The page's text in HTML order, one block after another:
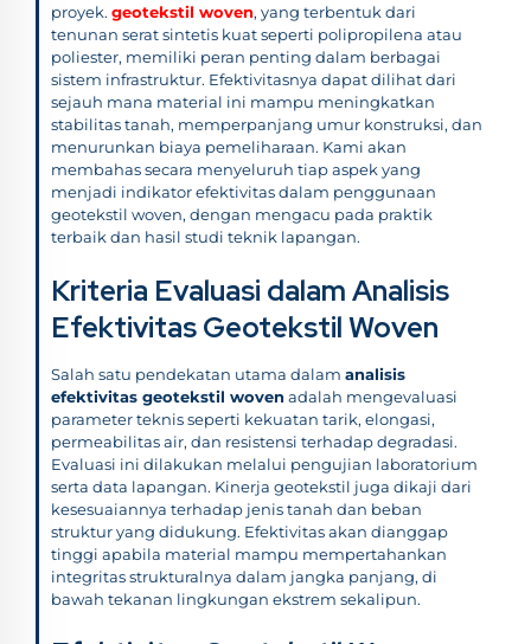
proyek. geotekstil woven, yang terbentuk dari
tenunan serat sintetis kuat seperti polipropilena atau
poliester, memiliki peran penting dalam berbagai
sistem infrastruktur. Efektivitasnya dapat dilihat dari
sejauh mana material ini mampu meningkatkan
stabilitas tanah, memperpanjang umur konstruksi, dan
menurunkan biaya pemeliharaan. Kami akan
membahas secara menyeluruh tiap aspek yang
menjadi indikator efektivitas dalam penggunaan
geotekstil woven, dengan mengacu pada praktik
terbaik dan hasil studi teknik lapangan.
Kriteria Evaluasi dalam Analisis
Efektivitas Geotekstil Woven
Salah satu pendekatan utama dalam analisis
efektivitas geotekstil wovenadalah mengevaluasi
parameter teknis seperti kekuatan tarik, elongasi,
permeabilitas air, dan resistensi terhadap degradasi.
Evaluasi ini dilakukan melalui pengujian laboratorium
serta data lapangan. Kinerja geotekstil juga dikaji dari
kesesuaiannya terhadap jenis tanah dan beban
struktur yang didukung. Efektivitas akan dianggap
tinggi apabila material mampu mempertahankan
integritas strukturalnya dalam jangka panjang, di
bawah tekanan lingkungan ekstrem sekalipun.